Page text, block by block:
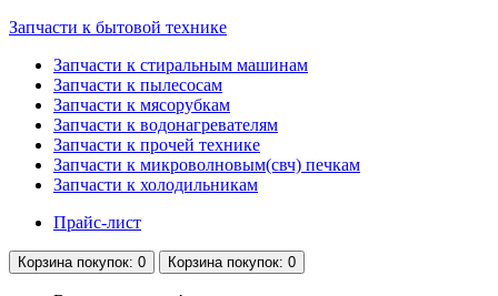
Запчасти к бытовой технике
Запчасти к стиральным машинам
Запчасти к пылесосам
Запчасти к мясорубкам
Запчасти к водонагревателям
Запчасти к прочей технике
Запчасти к микроволновым(свч) печкам
Запчасти к холодильникам
Прайс-лист
Корзина покупок: 0 Корзина покупок: 0